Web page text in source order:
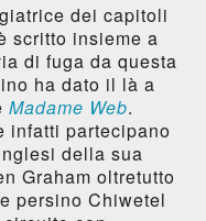
dei capitoli
scritto insieme a
di fuga da questa
ha dato il là a
Madame Web.
infatti partecipano
della sua
Graham oltretutto
persino Chiwetel